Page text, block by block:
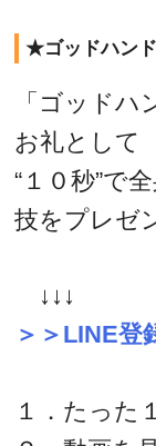
★ゴッドハン
「ゴッドハ
お礼として
“１０秒”で
技をプレゼ
↓↓↓
＞＞LINE登
１．たった